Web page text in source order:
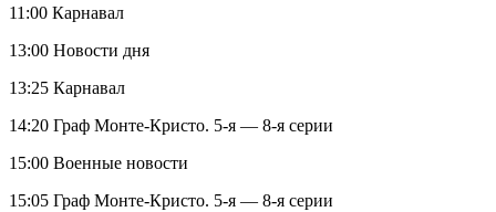
11:00 Карнавал
13:00 Новости дня
13:25 Карнавал
14:20 Граф Монте-Кристо. 5-я — 8-я серии
15:00 Военные новости
15:05 Граф Монте-Кристо. 5-я — 8-я серии